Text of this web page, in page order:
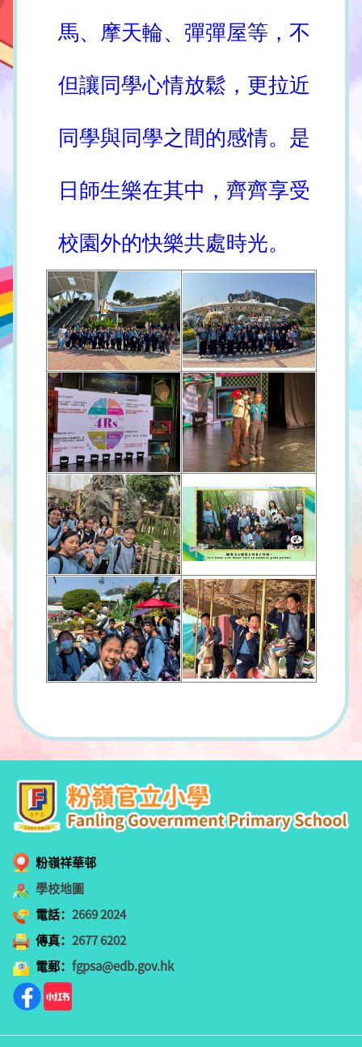
馬、摩天輪、彈彈屋等，不
但讓同學心情放鬆，更拉近
同學與同學之間的感情。是
日師生樂在其中，齊齊享受
校園外的快樂共處時光。
粉嶺祥華邨
學校地圖
電話：2669 2024
傳真：2677 6202
電郵：fgpsa@edb.gov.hk